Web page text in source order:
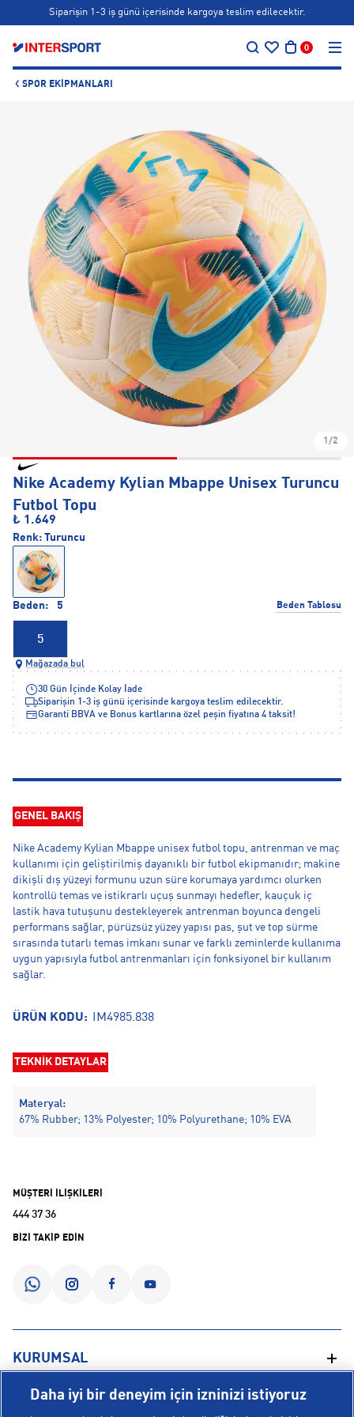
Siparişin 1-3 iş günü içerisinde kargoya teslim edilecektir.
Bonus kartlara özel vade farksız taksit seçenekleri!
0
SPOR EKIPMANLARI
1/2
Nike Academy Kylian Mbappe Unisex Turuncu
Futbol Topu
₺ 1.649
Beden: 5 Beden Tablosu
5
Renk: Turuncu
Mağazada bul
30 Gün İçinde Kolay İade
Siparişin 1-3 iş günü içerisinde kargoya teslim edilecektir.
Garanti BBVA ve Bonus kartlarına özel peşin fiyatına 4 taksit!
GENEL BAKIŞ
Nike Academy Kylian Mbappe unisex futbol topu, antrenman ve maç
kullanımı için geliştirilmiş dayanıklı bir futbol ekipmanıdır; makine
dikişli dış yüzeyi formunu uzun süre korumaya yardımcı olurken
kontrollü temas ve istikrarlı uçuş sunmayı hedefler, kauçuk iç
lastik hava tutuşunu destekleyerek antrenman boyunca dengeli
performans sağlar, pürüzsüz yüzey yapısı pas, şut ve top sürme
sırasında tutarlı temas imkanı sunar ve farklı zeminlerde kullanıma
uygun yapısıyla futbol antrenmanları için fonksiyonel bir kullanım
sağlar.
ÜRÜN KODU: IM4985.838
TEKNİK DETAYLAR
Materyal:
67% Rubber; 13% Polyester; 10% Polyurethane; 10% EVA
MÜŞTERİ İLİŞKİLERİ
444 37 36
BİZİ TAKİP EDİN
KURUMSAL
Hakkımızda
Daha iyi bir deneyim için izninizi istiyoruz